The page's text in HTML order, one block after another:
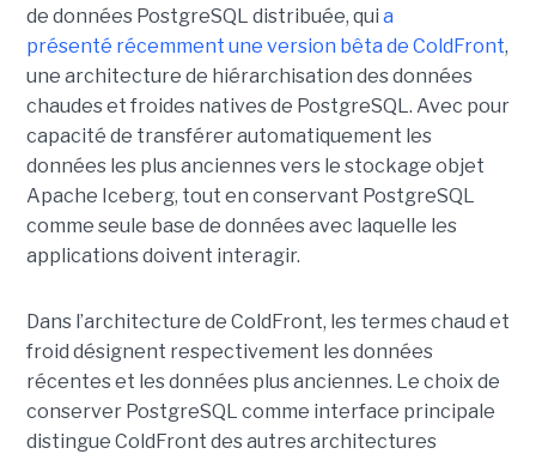
de données PostgreSQL distribuée, qui a
présenté récemment une version bêta de ColdFront,
une architecture de hiérarchisation des données
chaudes et froides natives de PostgreSQL. Avec pour
capacité de transférer automatiquement les
données les plus anciennes vers le stockage objet
Apache Iceberg, tout en conservant PostgreSQL
comme seule base de données avec laquelle les
applications doivent interagir.
Dans l’architecture de ColdFront, les termes chaud et
froid désignent respectivement les données
récentes et les données plus anciennes. Le choix de
conserver PostgreSQL comme interface principale
distingue ColdFront des autres architectures